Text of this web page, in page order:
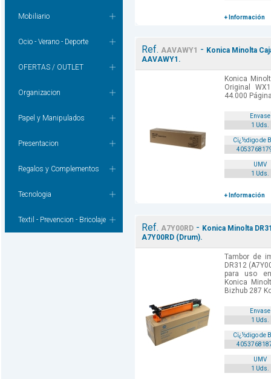
Mobiliario
Ocio - Verano - Deporte
OFERTAS / OUTLET
Organizacion
Papel y Manipulados
Presentacion
Regalos y Complementos
Tecnologia
Textil - Prevencion - Bricolaje
+ Información
Ref. AAVAWY1 - Konica Minolta
AAVAWY1.
Konica
Original
44.000
Envase
1 Uds.
Cï¿½digo de
UMV
1 Uds.
+ Información
Ref. A7Y00RD- Konica Minolta
A7Y00RD (Drum).
Tambor de
DR312
para uso
Konica
Bizhub 287
Envase
1 Uds.
Cï¿½digo de
UMV
1 Uds.